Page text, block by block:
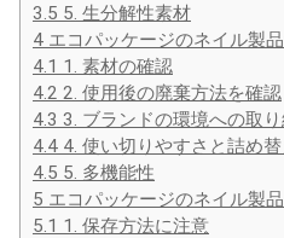
3.5 5. 生分解性素材
4 エコパッケージのネイル製
4.1 1. 素材の確認
4.2 2. 使用後の廃棄方法を確認
4.3 3. ブランドの環境への取
4.4 4. 使い切りやすさと詰め
4.5 5. 多機能性
5 エコパッケージのネイル製
5.1 1. 保存方法に注意